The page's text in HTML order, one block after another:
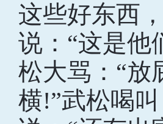
这些好东西
说：“这是他
松大骂：“放
横!”武松喝